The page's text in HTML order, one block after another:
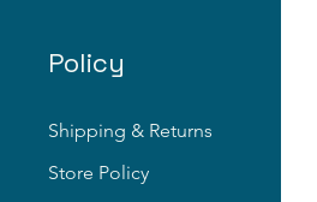
Policy
Shipping & Returns
Store Policy